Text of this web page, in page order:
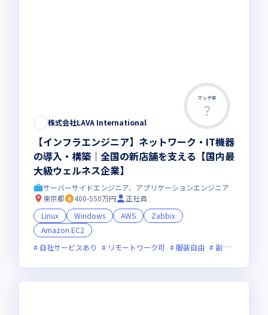
マッチ率
株式会社LAVA International
【インフラエンジニア】ネットワーク・IT機器
の導入・構築｜全国の新店舗を支える【国内最
大級ウェルネス企業】
サーバーサイドエンジニア、アプリケーションエンジニア
東京都
400-550万円
正社員
Linux
Windows AWS
Zabbix
Amazon EC2
自社サービスあり
リモートワーク可 服装自由 副業可